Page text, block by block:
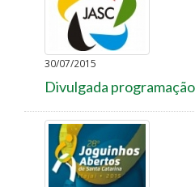
30/07/2015
Divulgada